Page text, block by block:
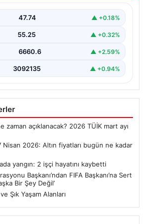
uluslararası…
47.74 ▲ +0.18%
55.25 ▲ +0.32%
6660.6 ▲ +2.59%
3092135 ▲ +0.94%
zaman açıklanacak? 2026 TÜİK mart ayı
Nisan 2026: Altın fiyatları bugün ne kadar
yangın: 2 işçi hayatını kaybetti
Başkanı’ndan FIFA Başkanı’na Sert
Bir Şey Değil’
Şık Yaşam Alanları